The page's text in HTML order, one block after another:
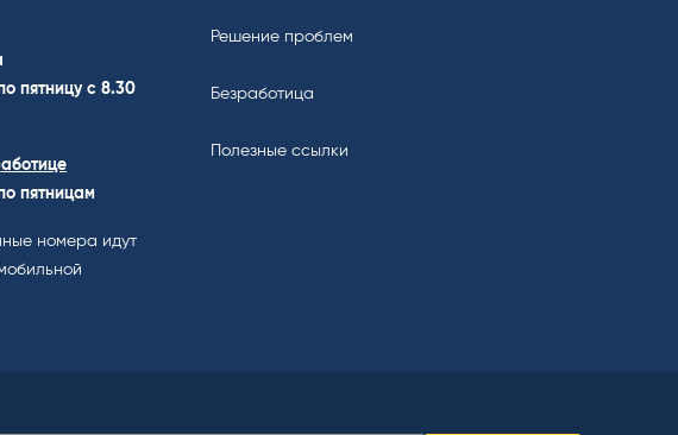
пятницу с 8.30
пятницам
номера идут
Решение проблем
Безработица
Полезные ссылки